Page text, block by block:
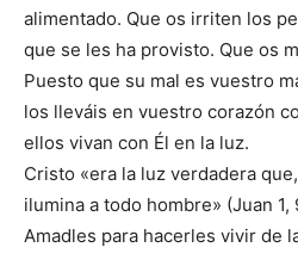
alimentado. Que os irriten los
que se les ha provisto. Que os
Puesto que su mal es vuestro
los lleváis en vuestro corazón
ellos vivan con Él en la luz.
Cristo «era la luz verdadera
ilumina a todo hombre» (Juan 1,
Amadles para hacerles vivir de